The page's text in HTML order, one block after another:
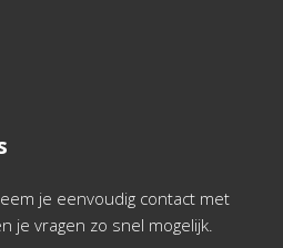
je eenvoudig contact met
je vragen zo snel mogelijk.